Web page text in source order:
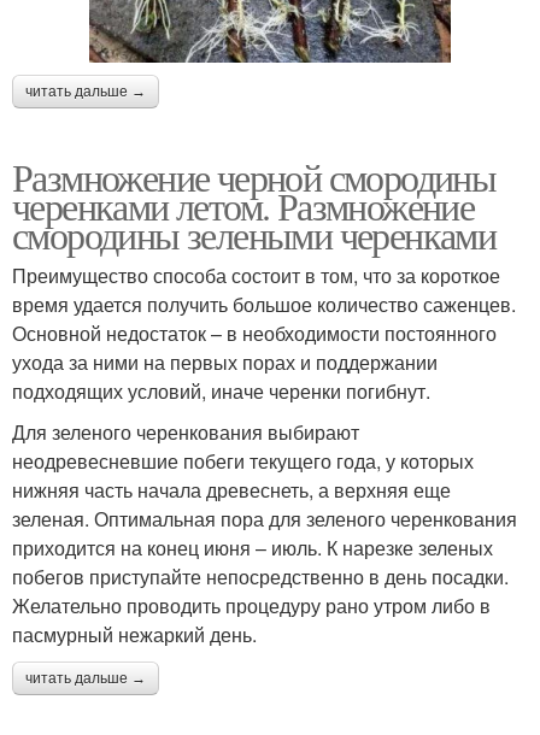
читать дальше →
Размножение черной смородины
черенками летом. Размножение
смородины зелеными черенками
Преимущество способа состоит в том, что за короткое
время удается получить большое количество саженцев.
Основной недостаток – в необходимости постоянного
ухода за ними на первых порах и поддержании
подходящих условий, иначе черенки погибнут.
Для зеленого черенкования выбирают
неодревесневшие побеги текущего года, у которых
нижняя часть начала древеснеть, а верхняя еще
зеленая. Оптимальная пора для зеленого черенкования
приходится на конец июня – июль. К нарезке зеленых
побегов приступайте непосредственно в день посадки.
Желательно проводить процедуру рано утром либо в
пасмурный нежаркий день.
читать дальше →